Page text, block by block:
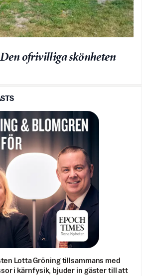
Den ofrivilliga skönheten
Lotta Gröning tillsammans med
i kärnfysik, bjuder in gäster till att